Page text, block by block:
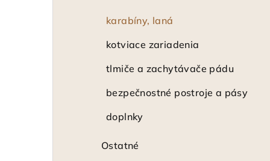
karabíny, laná
kotviace zariadenia
tlmiče a zachytávače pádu
bezpečnostné postroje a pásy
doplnky
Ostatné